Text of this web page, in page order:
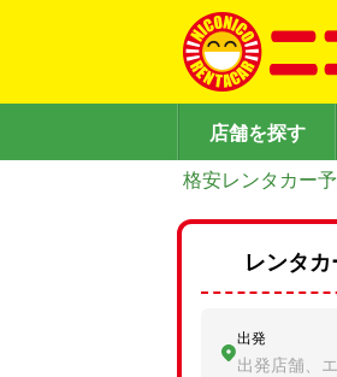
店舗を探す
格安レンタカー
レンタカ
出発
出発店舗、